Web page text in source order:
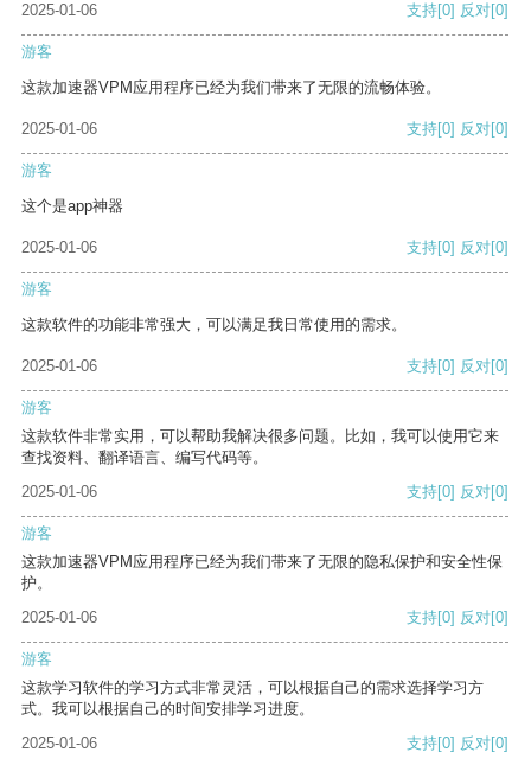
2025-01-06 支持[0] 反对[0]
游客
这款加速器VPM应用程序已经为我们带来了无限的流畅体验。
2025-01-06 支持[0] 反对[0]
游客
这个是app神器
2025-01-06 支持[0] 反对[0]
游客
这款软件的功能非常强大，可以满足我日常使用的需求。
2025-01-06 支持[0] 反对[0]
游客
这款软件非常实用，可以帮助我解决很多问题。比如，我可以使用它来
查找资料、翻译语言、编写代码等。
2025-01-06
支持[0] 反对[0]
游客
这款加速器VPM应用程序已经为我们带来了无限的隐私保护和安全性保
护。
2025-01-06
支持[0] 反对[0]
游客
这款学习软件的学习方式非常灵活，可以根据自己的需求选择学习方
式。我可以根据自己的时间安排学习进度。
2025-01-06
支持[0] 反对[0]